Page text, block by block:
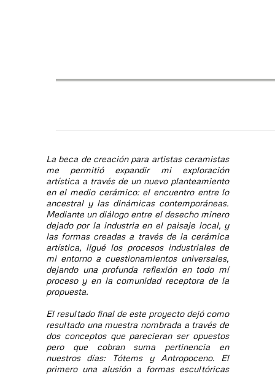
La beca de creación para artistas ceramistas
me permitió expandir mi exploración
artística a través de un nuevo planteamiento
en el medio cerámico: el encuentro entre lo
ancestral y las dinámicas contemporáneas.
Mediante un diálogo entre el desecho minero
dejado por la industria en el paisaje local, y
las formas creadas a través de la cerámica
artística, ligué los procesos industriales de
mi entorno a cuestionamientos universales,
dejando una profunda reflexión en todo mí
proceso y en la comunidad receptora de la
propuesta.
El resultado final de este proyecto dejó como
resultado una muestra nombrada a través de
dos conceptos que parecieran ser opuestos
pero que cobran suma pertinencia en
nuestros días: Tótems y Antropoceno. El
primero una alusión a formas escultóricas